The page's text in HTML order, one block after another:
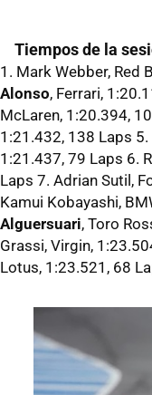
Tiempos de la
1. Mark Webber, Red
Alonso, Ferrari,
McLaren, 1:20.394,
1:21.432, 138 Laps 5.
1:21.437, 79 Laps 6.
Laps 7. Adrian Sutil,
Kamui Kobayashi,
Alguersuari, Toro
Grassi, Virgin,
Lotus, 1:23.521, 68